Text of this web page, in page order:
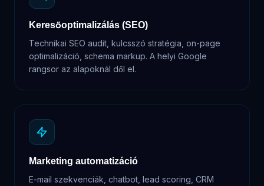
Keresőoptimalizálás (SEO)
Technikai SEO audit, kulcsszó stratégia, on-page
optimalizáció, schema markup. A helyi Google
rangsor az alapoknál dől el.
Marketing automatizáció
E-mail szekvenciák, chatbot, lead scoring, CRM